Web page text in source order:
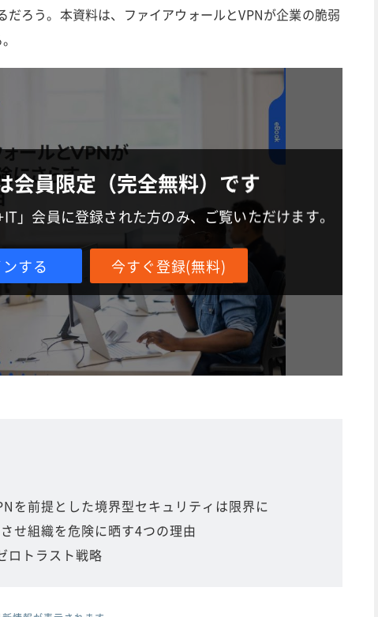
だろう。本資料は、ファイアウォールとVPNが企業の脆弱
会員限定（完全無料）です
」会員に登録された方のみ、ご覧いただけます。
する 今すぐ登録(無料)
を前提とした境界型セキュリティは限界に
せ組織を危険に晒す4つの理由
ロトラスト戦略